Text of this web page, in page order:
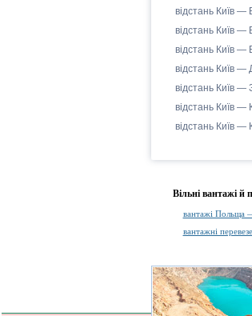
відстань Київ —
відстань Київ —
відстань Київ —
відстань Київ —
відстань Київ —
відстань Київ —
відстань Київ —
Вільні вантажі й
вантажі Польща
вантажні